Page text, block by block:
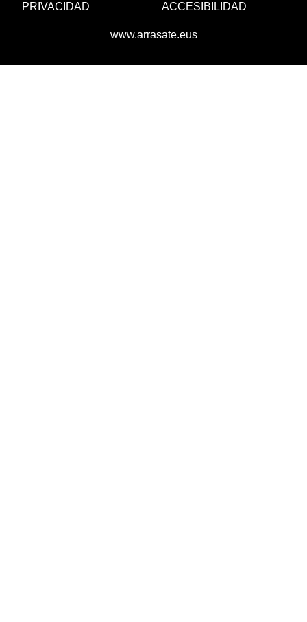
PRIVACIDAD ACCESIBILIDAD
www.arrasate.eus